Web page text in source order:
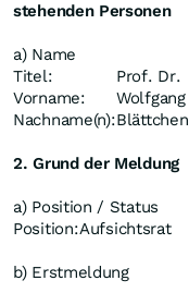
stehenden Personen
a) Name
Titel:
Prof. Dr.
Vorname:
Wolfgang
Nachname(n):Blättchen
2. Grund der Meldung
a) Position / Status
Position:Aufsichtsrat
b) Erstmeldung